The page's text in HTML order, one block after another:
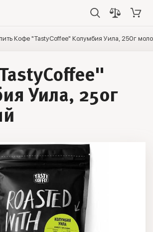
продукты Кофе Tastycoffee
Кофе "TastyCoffee" Колумбия Уила, 250г
Уила, 250г